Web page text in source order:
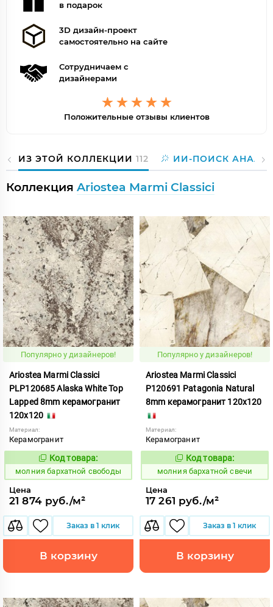
в подарок
3D дизайн-проект
самостоятельно на сайте
Сотрудничаем с
дизайнерами
Положительные отзывы клиентов
ИЗ ЭТОЙ КОЛЛЕКЦИИ 112 ИИ-ПОИСК
Коллекция Ariostea Marmi Classici
Популярно у дизайнеров!
Ariostea Marmi Classici
PLP120685 Alaska White Top
Lapped 8mm керамогранит
120x120
Материал:
Керамогранит
1000460
Код товара:
молния бархатной свободы
Цена
21 874 руб./м²
Заказ в 1 клик
В корзину
Популярно у дизайнеров!
Ariostea Marmi Classici
P120691 Patagonia Natural
8mm керамогранит 120x120
Материал:
Керамогранит
1000459
Код товара:
молния бархатной свечи
Цена
17 261 руб./м²
Заказ в 1 клик
В корзину